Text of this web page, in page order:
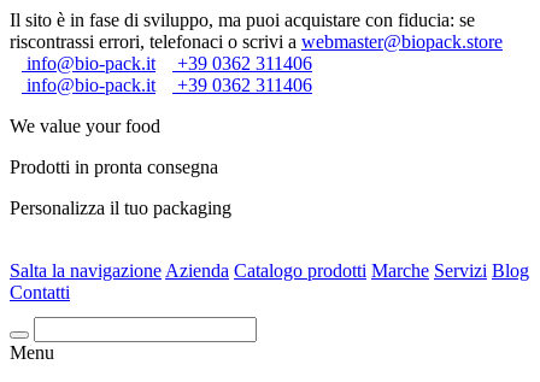
Il sito è in fase di sviluppo, ma puoi acquistare con fiducia: se
riscontrassi errori, telefonaci o scrivi a webmaster@biopack.store
info@bio-pack.it
+39 0362 311406
info@bio-pack.it
+39 0362 311406
We value your food
Prodotti in pronta consegna
Personalizza il tuo packaging
Salta la navigazione Azienda Catalogo prodotti Marche Servizi Blog
Contatti
Cerca
Menu